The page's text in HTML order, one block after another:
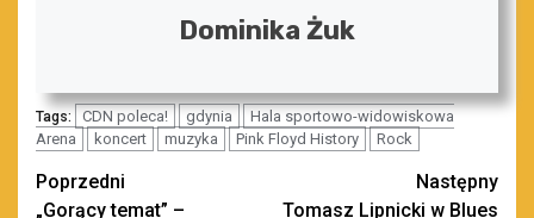
Dominika Żuk
Tags: CDN poleca! gdynia
Hala sportowo-widowiskowa
Arena
koncert muzyka Pink Floyd History Rock
Zobacz
Poprzedni
„Gorący temat” –
Następny
Tomasz Lipnicki w Blues